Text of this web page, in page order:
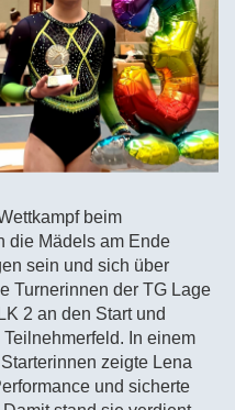
beim
die Mädels am Ende
sein und sich über
Turnerinnen der TG Lage
2 an den Start und
In einem
zeigte Lena
und sicherte